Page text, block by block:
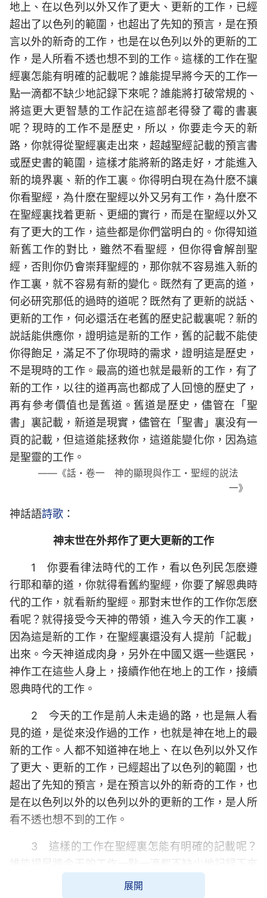
地上、在以色列以外又作了更大、更新的工作，已經
超出了以色列的範圍，也超出了先知的預言，是在預
言以外的新奇的工作，也是在以色列以外的更新的工
作，是人所看不透也想不到的工作。這樣的工作在聖
經裏怎能有明確的記載呢？誰能提早將今天的工作一
點一滴都不缺少地記録下來呢？誰能將打破常規的、
將這更大更智慧的工作記在這部老得發了霉的書裏
呢？現時的工作不是歷史，所以，你要走今天的新
路，你就得從聖經裏走出來，超越聖經記載的預言書
或歷史書的範圍，這樣才能將新的路走好，才能進入
新的境界裏、新的作工裏。你得明白現在為什麽不讓
你看聖經，為什麽在聖經以外又另有工作，為什麽不
在聖經裏找着更新、更細的實行，而是在聖經以外又
有了更大的工作，這些都是你們當明白的。你得知道
新舊工作的對比，雖然不看聖經，但你得會解剖聖
經，否則你仍會崇拜聖經的，那你就不容易進入新的
作工裏，就不容易有新的變化。既然有了更高的道，
何必研究那低的過時的道呢？既然有了更新的説話、
更新的工作，何必還活在老舊的歷史記載裏呢？新的
説話能供應你，證明這是新的工作，舊的記載不能使
你得飽足，滿足不了你現時的需求，證明這是歷史，
不是現時的工作。最高的道也就是最新的工作，有了
新的工作，以往的道再高也都成了人回憶的歷史了，
再有參考價值也是舊道。舊道是歷史，儘管在「聖
書」裏記載，新道是現實，儘管在「聖書」裏没有一
頁的記載，但這道能拯救你，這道能變化你，因為這
是聖靈的工作。
——《話・卷一 神的顯現與作工・聖經的説法
一》
神話語詩歌 ：
神末世在外邦作了更大更新的工作
1 你要看律法時代的工作，看以色列民怎麽遵
行耶和華的道，你就得看舊約聖經，你要了解恩典時
代的工作，就看新約聖經。那對末世作的工作你怎麽
看呢？就得接受今天神的帶領，進入今天的作工裏，
因為這是新的工作，在聖經裏還没有人提前「記載」
出來。今天神道成肉身，另外在中國又選一些選民，
神作工在這些人身上，接續作他在地上的工作，接續
恩典時代的工作。
2 今天的工作是前人未走過的路，也是無人看
見的道，是從來没作過的工作，也就是神在地上的最
新的工作。人都不知道神在地上、在以色列以外又作
了更大、更新的工作，已經超出了以色列的範圍，也
超出了先知的預言，是在預言以外的新奇的工作，也
是在以色列以外的以色列以外的更新的工作，是人所
看不透也想不到的工作。
3 這樣的工作在聖經裏怎能有明確的記載呢？
呢？誰能將打破常規的、將這更大更智慧的工作記在
展開